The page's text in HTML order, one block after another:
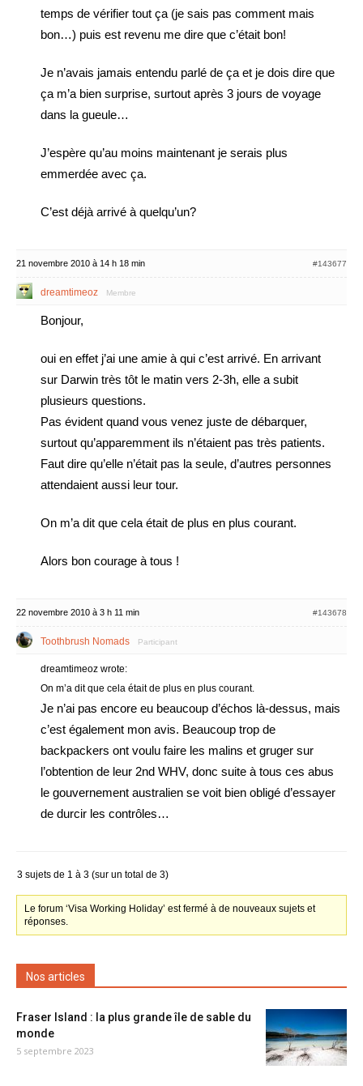
temps de vérifier tout ça (je sais pas comment mais
bon…) puis est revenu me dire que c’était bon!
Je n’avais jamais entendu parlé de ça et je dois dire que
ça m’a bien surprise, surtout après 3 jours de voyage
dans la gueule…
J’espère qu’au moins maintenant je serais plus
emmerdée avec ça.
C’est déjà arrivé à quelqu’un?
21 novembre 2010 à 14 h 18 min #143677
dreamtimeoz Membre
Bonjour,
oui en effet j’ai une amie à qui c’est arrivé. En arrivant
sur Darwin très tôt le matin vers 2-3h, elle a subit
plusieurs questions.
Pas évident quand vous venez juste de débarquer,
surtout qu’apparemment ils n’étaient pas très patients.
Faut dire qu’elle n’était pas la seule, d’autres personnes
attendaient aussi leur tour.
On m’a dit que cela était de plus en plus courant.
Alors bon courage à tous !
22 novembre 2010 à 3 h 11 min #143678
Toothbrush Nomads Participant
dreamtimeoz wrote:
On m’a dit que cela était de plus en plus courant.
Je n’ai pas encore eu beaucoup d’échos là-dessus, mais
c’est également mon avis. Beaucoup trop de
backpackers ont voulu faire les malins et gruger sur
l’obtention de leur 2nd WHV, donc suite à tous ces abus
le gouvernement australien se voit bien obligé d’essayer
de durcir les contrôles…
3 sujets de 1 à 3 (sur un total de 3)
Le forum ‘Visa Working Holiday’ est fermé à de nouveaux sujets et
réponses.
Nos articles
Fraser Island : la plus grande île de sable du
monde
5 septembre 2023